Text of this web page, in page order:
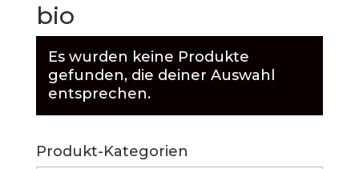
bio
Es wurden keine Produkte
gefunden, die deiner Auswahl
entsprechen.
Produkt-Kategorien